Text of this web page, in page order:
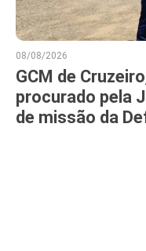
08/08/2026
GCM de
procurado pela
de missão da